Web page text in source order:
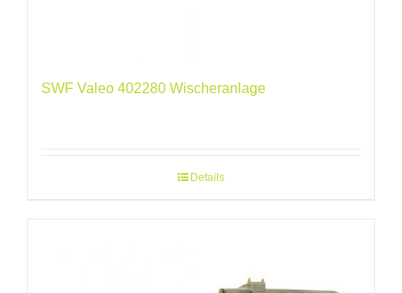
SWF Valeo 402280 Wischeranlage
Details